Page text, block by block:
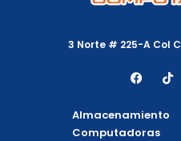
3 Norte # 225-A Col
F
a
e
b
o
T
i
o
Almacenamiento
Computadoras